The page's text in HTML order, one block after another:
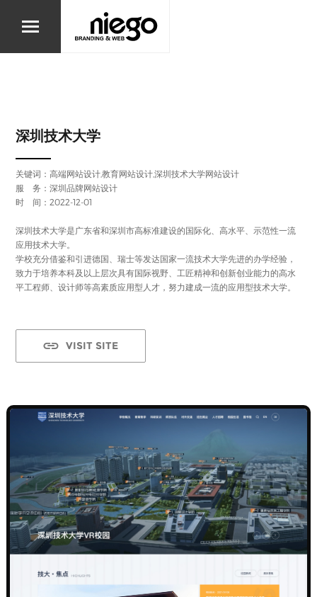
深圳技术大学
关键词：高端网站设计,教育网站设计,深圳技术大学网站设计
服 务：深圳品牌网站设计
时 间：2022-12-01
深圳技术大学是广东省和深圳市高标准建设的国际化、高水平、示范性一流
应用技术大学。
学校充分借鉴和引进德国、瑞士等发达国家一流技术大学先进的办学经验，
致力于培养本科及以上层次具有国际视野、工匠精神和创新创业能力的高水
平工程师、设计师等高素质应用型人才，努力建成一流的应用型技术大学。
VISIT SITE